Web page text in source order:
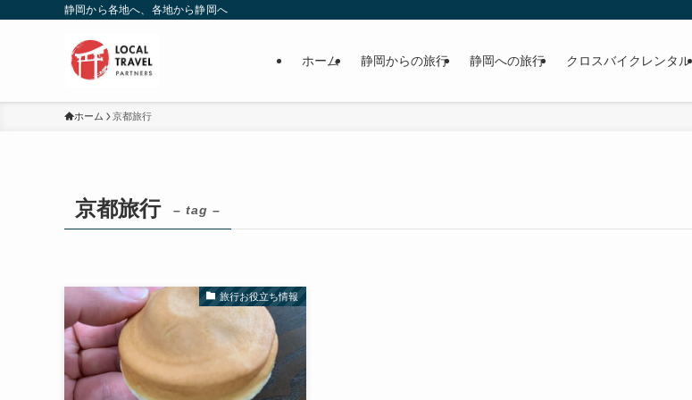
静岡から各地へ、各地から静岡へ
ホーム 静岡からの旅行 静岡への旅行 クロスバイクレンタル
ホーム 京都旅行
京都旅行 – tag –
旅行お役立ち情報